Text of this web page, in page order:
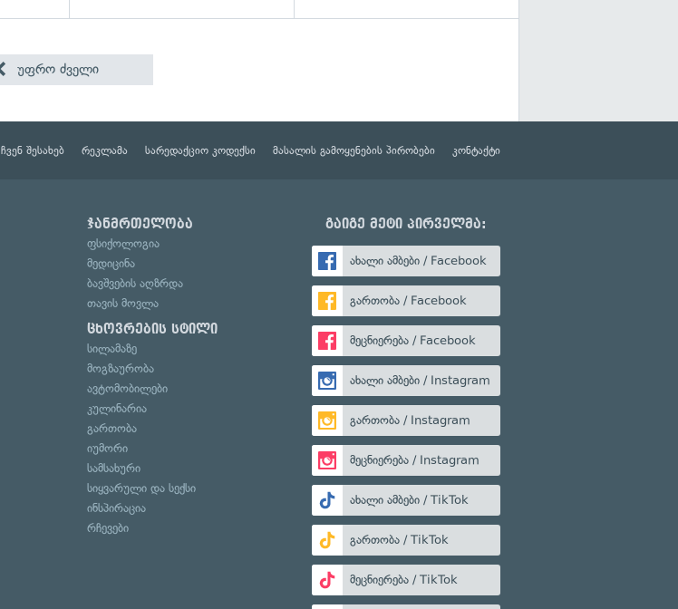
უფრო ძველი
ჩვენ შესახებ რეკლამა სარედაქციო კოდექსი მასალის გამოყენების პირობები კონტაქტი
ჯანმრთელობა
ფსიქოლოგია
მედიცინა
ბავშვების აღზრდა
თავის მოვლა
ცხოვრების სტილი
სილამაზე
მოგზაურობა
ავტომობილები
კულინარია
გართობა
იუმორი
სამსახური
სიყვარული და სექსი
ინსპირაცია
რჩევები
გაიგე მეტი პირველმა:
ახალი ამბები / Facebook
გართობა / Facebook
მეცნიერება / Facebook
ახალი ამბები / Instagram
გართობა / Instagram
მეცნიერება / Instagram
ახალი ამბები / TikTok
გართობა / TikTok
მეცნიერება / TikTok